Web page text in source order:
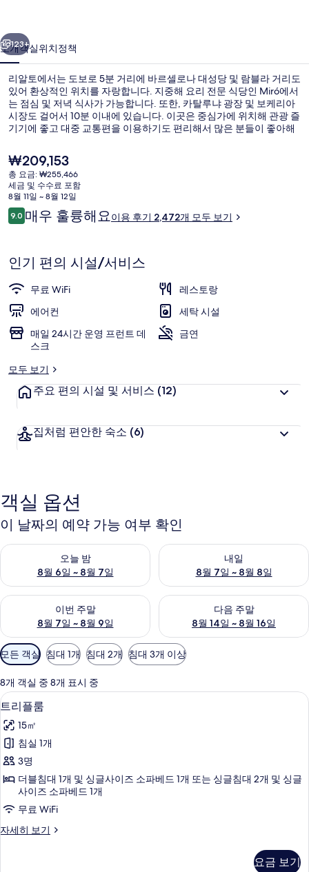
러
리
다음
123+
소개객실위치정책
리알토에서는 도보로 5분 거리에 바르셀로나 대성당 및 람블라 거리도
있어 환상적인 위치를 자랑합니다. 지중해 요리 전문 식당인 Miró에서
는 점심 및 저녁 식사가 가능합니다. 또한, 카탈루냐 광장 및 보케리아
시장도 걸어서 10분 이내에 있습니다. 이곳은 중심가에 위치해 관광 즐
기기에 좋고 대중 교통편을 이용하기도 편리해서 많은 분들이 좋아해
요.
현
재
가
격
은
₩209,153
₩209,153
총 요금: ₩255,466
세금 및 수수료 포함
8월 11일 ~ 8월 12일
이
용
기
9.010점 만점 중 9.0점.
매우 훌륭해요이용 후기 2,472개 모두 보기
인기 편의 시설/서비스
무료 WiFi
레스토랑
에어컨
세탁 시설
매일 24시간 운영 프런트 데
스크
금연
모두 보기
주요 편의 시설 및 서비스 (12)
집처럼 편안한 숙소 (6)
객실 옵션
이 날짜의 예약 가능 여부 확인
오늘 밤
8월 6일 ~ 8월 7일
오늘 밤 예약 가능 여부 확인, 8월 6일 ~ 8월 7일
내일
8월 7일 ~ 8월 8일
내일 예약 가능 여부 확인, 8월
이번 주말
8월 7일 ~ 8월 9일
이번 주말 예약 가능 여부 확인, 8월 7일 ~ 8월 9일
다음 주말
8월 14일 ~ 8월 16일
다음 주말 예약 가능 여부 확인,
객
실
에
사
용
가
능
한
터
모든 객실 침대 1개 침대 2개 침대 3개 이상
8개 객실 중 8개 표시 중
트
리
플
룸
사
모
두
객실 내 금고, 책상, 노트북 작업 공간,
10
트리플룸
15㎡
침실 1개
3명
더블침대 1개 및 싱글사이즈 소파베드 1개 또는 싱글침대 2개 및 싱글
사이즈 소파베드 1개
무료 WiFi
자세히 보기
트
요금 보기